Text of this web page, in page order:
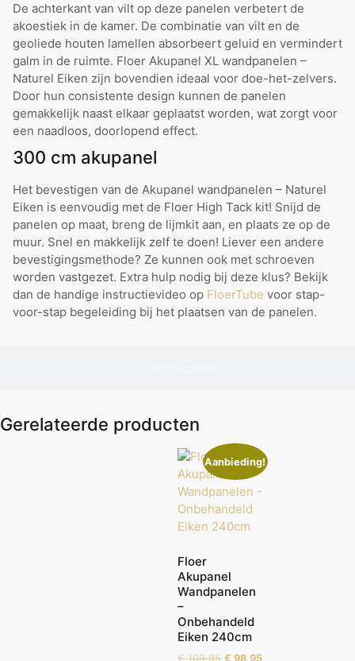
De achterkant van vilt op deze panelen verbetert de
akoestiek in de kamer. De combinatie van vilt en de
geoliede houten lamellen absorbeert geluid en vermindert
galm in de ruimte. Floer Akupanel XL wandpanelen –
Naturel Eiken zijn bovendien ideaal voor doe-het-zelvers.
Door hun consistente design kunnen de panelen
gemakkelijk naast elkaar geplaatst worden, wat zorgt voor
een naadloos, doorlopend effect.
300 cm akupanel
Het bevestigen van de Akupanel wandpanelen – Naturel
Eiken is eenvoudig met de Floer High Tack kit! Snijd de
panelen op maat, breng de lijmkit aan, en plaats ze op de
muur. Snel en makkelijk zelf te doen! Liever een andere
bevestigingsmethode? Ze kunnen ook met schroeven
worden vastgezet. Extra hulp nodig bij deze klus? Bekijk
dan de handige instructievideo op FloerTube voor stap-
voor-stap begeleiding bij het plaatsen van de panelen.
Gerelateerde producten
Aanbieding!
Floer
Akupanel
Wandpanelen
–
Onbehandeld
Eiken 240cm
€109,95 € 98,95